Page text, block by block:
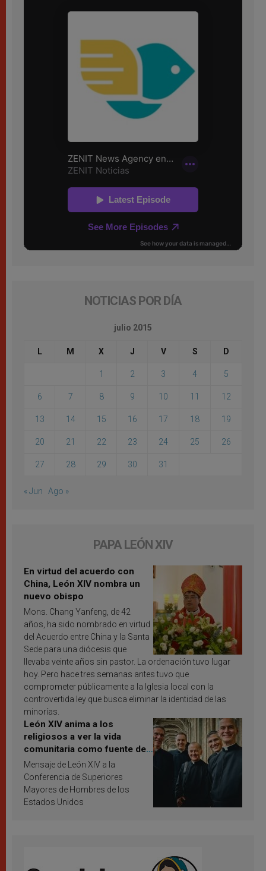
NOTICIAS POR DÍA
julio 2015
L M X J V S D
1 2 3 4 5
6 7 8 9 10 11 12
13 14 15 16 17 18 19
20 21 22 23 24 25 26
27 28 29 30 31
« Jun Ago »
PAPA LEÓN XIV
En virtud del acuerdo con
China, León XIV nombra un
nuevo obispo
Mons. Chang Yanfeng, de 42
años, ha sido nombrado en virtud
del Acuerdo entre China y la Santa
Sede para una diócesis que
llevaba veinte años sin pastor. La ordenación tuvo lugar
hoy. Pero hace tres semanas antes tuvo que
comprometer públicamente a la Iglesia local con la
controvertida ley que busca eliminar la identidad de las
minorías.
León XIV anima a los
religiosos a ver la vida
comunitaria como fuente de
inspiración y santificación
Mensaje de León XIV a la
Conferencia de Superiores
Mayores de Hombres de los
Estados Unidos